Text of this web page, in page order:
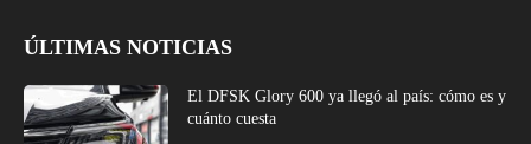
ÚLTIMAS NOTICIAS
El DFSK Glory 600 ya llegó al país: cómo es y
cuánto cuesta